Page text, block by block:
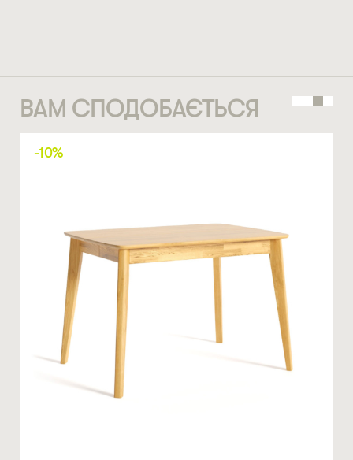
ВАМ СПОДОБАЄТЬСЯ
-10%
СТАТИ ПАРТНЕРОМ
ВВЕДІТЬ ВАШЕ ПРІЗВИЩЕ ТА ІМ’Я *
НОМЕР ТЕЛЕФОНУ *
КІЛЬКІСТЬ ТА ОСОБЛИВІ ПОБАЖАННЯ